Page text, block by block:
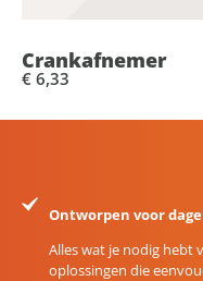
Crankafnemer
€ 6,33
Ontworpen voor
Alles wat je nodig hebt
oplossingen die